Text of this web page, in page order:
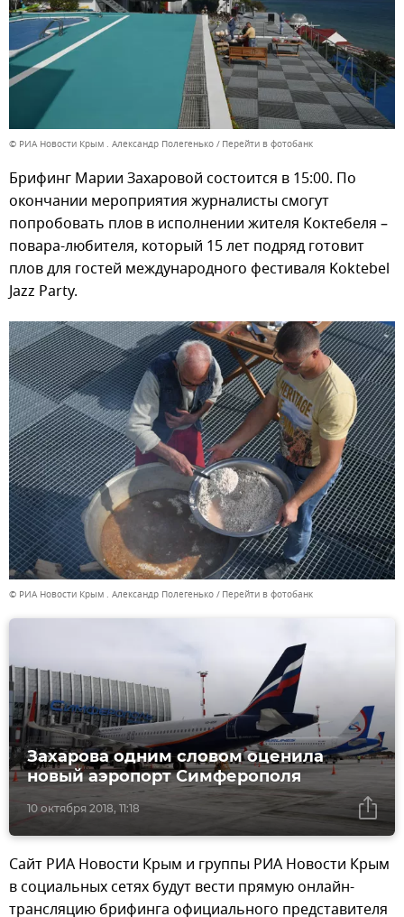
© РИА Новости Крым . Александр Полегенько Перейти в фотобанк
Брифинг Марии Захаровой состоится в 15:00. По
окончании мероприятия журналисты смогут
попробовать плов в исполнении жителя Коктебеля –
повара-любителя, который 15 лет подряд готовит
плов для гостей международного фестиваля Koktebel
Jazz Party.
© РИА Новости Крым . Александр Полегенько Перейти в фотобанк
10 октября 2018, 11:18
Захарова одним словом оценила
новый аэропорт Симферополя
Сайт РИА Новости Крым и группы РИА Новости Крым
в социальных сетях будут вести прямую онлайн-
трансляцию брифинга официального представителя